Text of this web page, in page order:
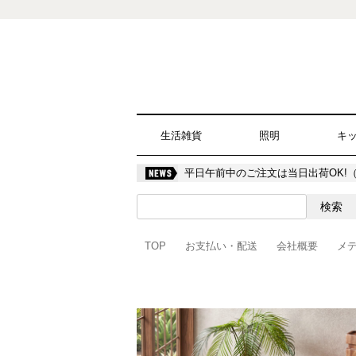
生活雑貨 照明 キ
平日午前中のご注文は当日出荷OK!
TOP お支払い・配送 会社概要 メ